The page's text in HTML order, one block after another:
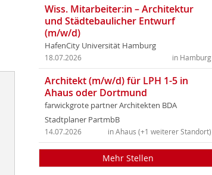
Wiss. Mitarbeiter:in – Architektur
und Städtebaulicher Entwurf
(m/w/d)
HafenCity Universität Hamburg
in Hamburg
18.07.2026
Architekt (m/w/d) für LPH 1-5 in
Ahaus oder Dortmund
farwickgrote partner Architekten BDA
Stadtplaner PartmbB
in Ahaus (+1 weiterer Standort)
14.07.2026
Mehr Stellen